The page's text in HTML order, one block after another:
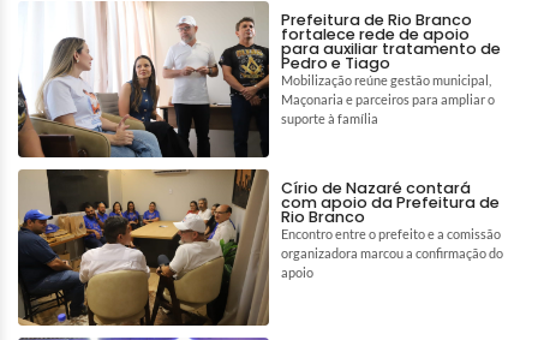
Prefeitura de Rio Branco
fortalece rede de apoio
para auxiliar tratamento de
Pedro e Tiago
Mobilização reúne gestão municipal,
Maçonaria e parceiros para ampliar o
suporte à família
Círio de Nazaré contará
com apoio da Prefeitura de
Rio Branco
Encontro entre o prefeito e a comissão
organizadora marcou a confirmação do
apoio